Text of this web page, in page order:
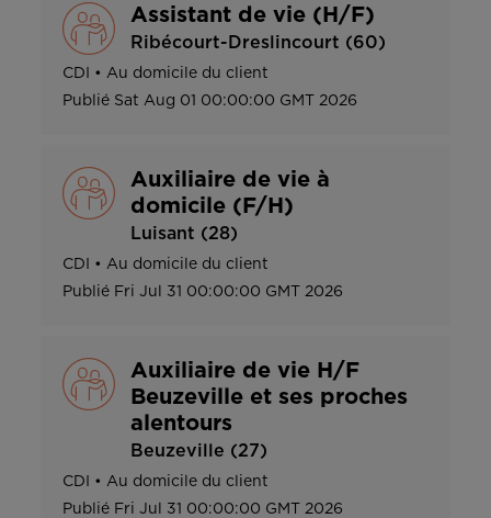
Assistant de vie (H/F)
Ribécourt-Dreslincourt (60)
CDI • Au domicile du client
Publié Sat Aug 01 00:00:00 GMT 2026
Auxiliaire de vie à
domicile (F/H)
Luisant (28)
CDI • Au domicile du client
Publié Fri Jul 31 00:00:00 GMT 2026
Auxiliaire de vie H/F
Beuzeville et ses proches
alentours
Beuzeville (27)
CDI • Au domicile du client
Publié Fri Jul 31 00:00:00 GMT 2026